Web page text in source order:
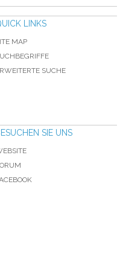
LINKS
MAP
SUCHE
SIE UNS